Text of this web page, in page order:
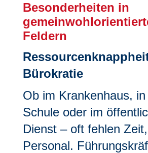
Besonderheiten in
Feldern
Bürokratie
Ob im Krankenhaus,
Schule oder im
Dienst – oft fehlen
Personal.